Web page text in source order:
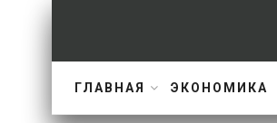
ГЛАВНАЯ ЭКОНОМИКА